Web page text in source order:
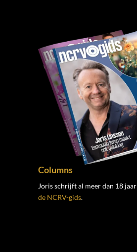
Columns
Joris schrijft al meer dan 18 jaar
de NCRV-gids.